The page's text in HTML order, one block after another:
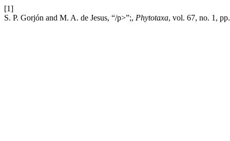
[1]
S. P. Gorjón and M. A. de Jesus, “/p>”;, Phytotaxa, vol. 67, no. 1,